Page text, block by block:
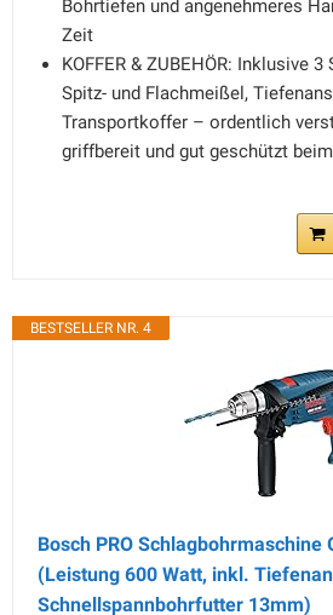
Bohrtiefen und angenehmeres
Zeit
KOFFER & ZUBEHÖR: Inklusive 3
Spitz- und Flachmeißel,
Transportkoffer – ordentlich
griffbereit und gut geschützt
BESTSELLER NR. 4
Bosch PRO Schlagbohrmaschine
(Leistung 600 Watt, inkl.
Schnellspannbohrfutter 13mm)